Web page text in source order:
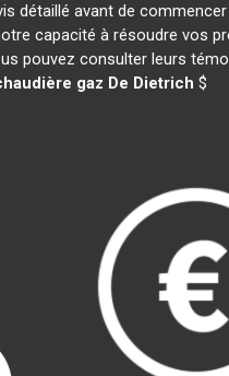
détaillé avant de commencer
capacité à résoudre vos
pouvez consulter leurs
gaz De Dietrich $